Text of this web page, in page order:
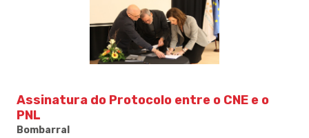
Assinatura do Protocolo entre o CNE e o
PNL
Bombarral